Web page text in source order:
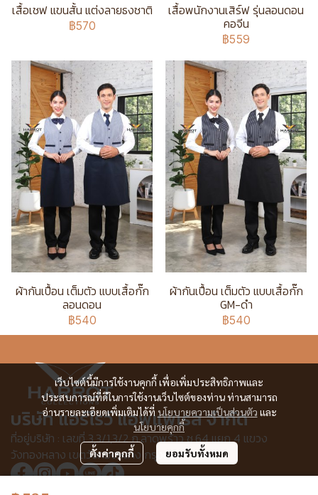
เสื้อเชฟ แขนสั้น แต่งลายธงชาติ
฿570
เสื้อพนักงานเสิร์ฟ รุ่นลอนดอน
คอจีน
฿559
ผ้ากันเปื้อน เต็มตัว แบบเสื้อกั๊ก
ลอนดอน
฿540
ผ้ากันเปื้อน เต็มตัว แบบเสื้อกั๊ก
GM-ดำ
฿540
เว็บไซต์นี้มีการใช้งานคุกกี้ เพื่อเพิ่มประสิทธิภาพและ
ประสบการณ์ที่ดีในการใช้งานเว็บไซต์ของท่าน ท่านสามารถ
อ่านรายละเอียดเพิ่มเติมได้ที่ นโยบายความเป็นส่วนตัว และ
นโยบายคุกกี้
ตั้งค่าคุกกี้ ยอมรับทั้งหมด
บริษัท แอร์โรว์ แอพแพเรล จำกัด
ที่อยู่บริษัท : เลขที่ 3,3/1,3/2 ก.ลาดพร้าว ซ.64 แยก 4 แขวง
วังทองหลาง เขตวังทองหลาง กรุงเทพฯ 10310